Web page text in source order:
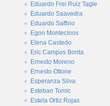
Eduardo Frei Ruiz Tagle
Eduardo Saavedra
Eduardo Saffirio
Egon Montecinos
Elena Castedo
Eric Campos Bonta
Ernesto Moreno
Ernesto Ottone
Esperanza Silva
Esteban Tomic
Estela Ortiz Rojas